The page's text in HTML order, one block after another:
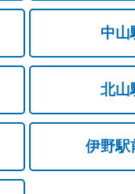
中山
北山
伊野駅